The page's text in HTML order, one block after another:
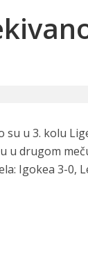
su u 3. kolu
u drugom
Igokea 3-0,